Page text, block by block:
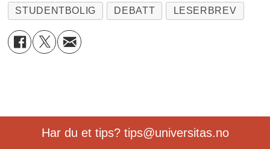
STUDENTBOLIG DEBATT LESERBREV
Har du et tips? tips@universitas.no